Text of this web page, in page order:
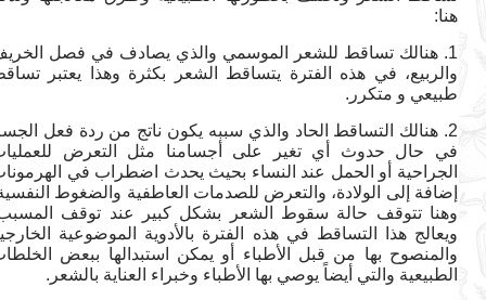
هنالك تساقط للشعر الموسمي والذي يصادف في فصل الخريف
والربيع، في هذه الفترة يتساقط الشعر بكثرة وهذا يعتبر تساقط
طبيعي و متكرر.
2. هنالك التساقط الحاد والذي سببه يكون ناتج من ردة فعل الجسم
في حال حدوث أي تغير على أجسامنا مثل التعرض للعمليات
الجراحية أو الحمل عند النساء بحيث يحدث اضطراب في الهرمونات
إضافة إلى الولادة، والتعرض للصدمات العاطفية والضغوط النفسية،
وهنا تتوقف حالة سقوط الشعر بشكل كبير عند توقف المسبب،
ويعالج هذا التساقط في هذه الفترة بالأدوية الموضوعية الخارجية
والمنصوح بها من قبل الأطباء أو يمكن استبدالها ببعض الخلطات
الطبيعية والتي أيضاً يوصي بها الأطباء وخبراء العناية بالشعر.